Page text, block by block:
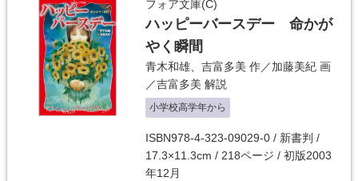
フォア文庫(C)
ハッピーバースデー 命かが
やく瞬間
青木和雄 吉富多美 作／加藤美紀 画
／吉富多美 解説
小学校高学年から
ISBN978-4-323-09029-0 / 新書判 /
17.3×11.3cm / 218ページ / 初版2003
年12月